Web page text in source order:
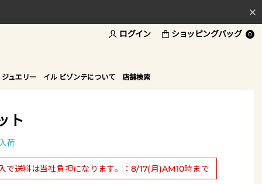
ログイン ショッピングバッグ 0
ュエリー イル ビゾンテについて 店舗検索
ト
荷
で送料は当社負担になります。：8/17(月)AM10時まで